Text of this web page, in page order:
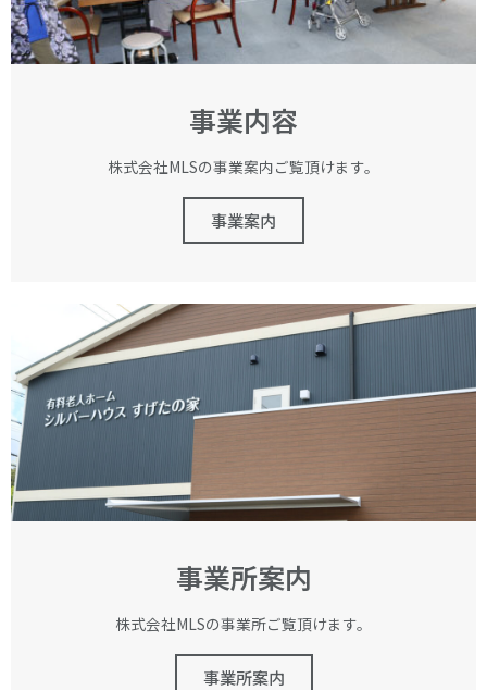
事業内容
株式会社MLSの事業案内ご覧頂けます。
事業案内
事業所案内
株式会社MLSの事業所ご覧頂けます。
事業所案内